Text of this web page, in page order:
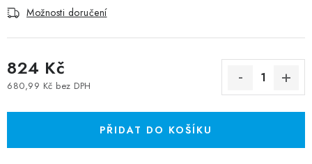
Možnosti doručení
824 Kč
680,99 Kč bez DPH
PŘIDAT DO KOŠÍKU